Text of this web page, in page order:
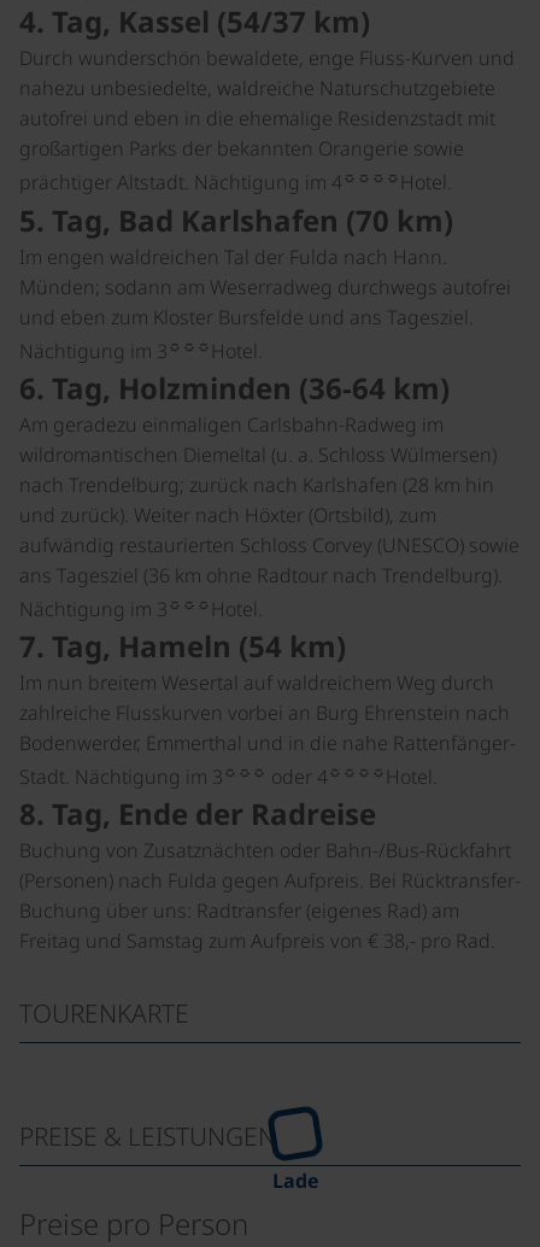
4. Tag, Kassel (54/37 km)
Durch wunderschön bewaldete, enge Fluss-Kurven und
nahezu unbesiedelte, waldreiche Naturschutzgebiete
autofrei und eben in die ehemalige Residenzstadt mit
großartigen Parks der bekannten Orangerie sowie
prächtiger Altstadt. Nächtigung im 4☼☼☼☼ Hotel.
5. Tag, Bad Karlshafen (70 km)
Im engen waldreichen Tal der Fulda nach Hann.
Münden; sodann am Weserradweg durchwegs autofrei
und eben zum Kloster Bursfelde und ans Tagesziel.
Nächtigung im 3☼☼☼ Hotel.
6. Tag, Holzminden (36-64 km)
Am geradezu einmaligen Carlsbahn-Radweg im
wildromantischen Diemeltal (u. a. Schloss Wülmersen)
nach Trendelburg; zurück nach Karlshafen (28 km hin
und zurück). Weiter nach Höxter (Ortsbild), zum
aufwändig restaurierten Schloss Corvey (UNESCO) sowie
ans Tagesziel (36 km ohne Radtour nach Trendelburg).
Nächtigung im 3☼☼☼ Hotel.
7. Tag, Hameln (54 km)
Im nun breitem Wesertal auf waldreichem Weg durch
zahlreiche Flusskurven vorbei an Burg Ehrenstein nach
Bodenwerder, Emmerthal und in die nahe Rattenfänger-
Stadt. Nächtigung im 3☼☼☼ oder 4☼☼☼☼ Hotel.
8. Tag, Ende der Radreise
Buchung von Zusatznächten oder Bahn-/Bus-Rückfahrt
(Personen) nach Fulda gegen Aufpreis. Bei Rücktransfer-
Buchung über uns: Radtransfer (eigenes Rad) am
Freitag und Samstag zum Aufpreis von € 38,- pro Rad.
TOURENKARTE
Lade
PREISE & LEISTUNGEN
Preise pro Person